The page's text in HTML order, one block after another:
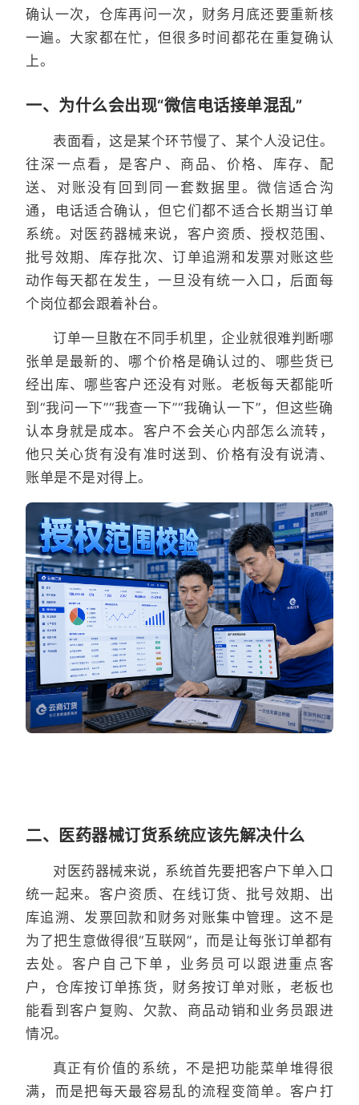
确认一次，仓库再问一次，财务月底还要重新核
一遍。大家都在忙，但很多时间都花在重复确认
上。
一、为什么会出现“微信电话接单混乱”
表面看，这是某个环节慢了、某个人没记住。
往深一点看，是客户、商品、价格、库存、配
送、对账没有回到同一套数据里。微信适合沟
通，电话适合确认，但它们都不适合长期当订单
系统。对医药器械来说，客户资质、授权范围、
批号效期、库存批次、订单追溯和发票对账这些
动作每天都在发生，一旦没有统一入口，后面每
个岗位都会跟着补台。
订单一旦散在不同手机里，企业就很难判断哪
张单是最新的、哪个价格是确认过的、哪些货已
经出库、哪些客户还没有对账。老板每天都能听
到“我问一下”“我查一下”“我确认一下”，但这些确
认本身就是成本。客户不会关心内部怎么流转，
他只关心货有没有准时送到、价格有没有说清、
账单是不是对得上。
二、医药器械订货系统应该先解决什么
对医药器械来说，系统首先要把客户下单入口
统一起来。客户资质、在线订货、批号效期、出
库追溯、发票回款和财务对账集中管理。这不是
为了把生意做得很“互联网”，而是让每张订单都有
去处。客户自己下单，业务员可以跟进重点客
户，仓库按订单拣货，财务按订单对账，老板也
能看到客户复购、欠款、商品动销和业务员跟进
情况。
真正有价值的系统，不是把功能菜单堆得很
满，而是把每天最容易乱的流程变简单。客户打